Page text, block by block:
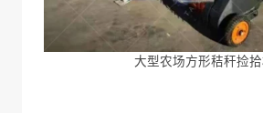
大型农场方形秸秆捡